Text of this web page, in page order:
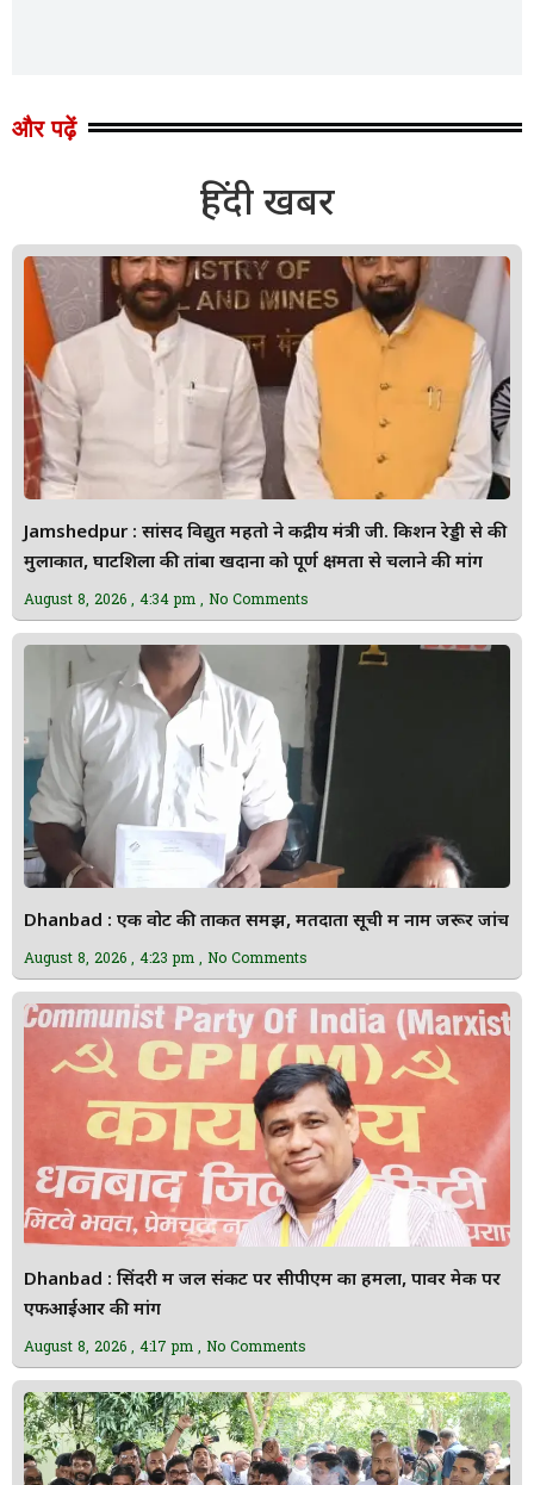
और पढ़ें
हिंदी खबर
Jamshedpur : सांसद विद्युत महतो ने केंद्रीय मंत्री जी. किशन रेड्डी से की
मुलाकात, घाटशिला की तांबा खदानों को पूर्ण क्षमता से चलाने की मांग
August 8, 2026 4:34 pm No Comments
Dhanbad : एक वोट की ताकत समझें, मतदाता सूची में नाम जरूर जांचें
August 8, 2026 4:23 pm No Comments
Dhanbad : सिंदरी में जल संकट पर सीपीएम का हमला, पावर मेक पर
एफआईआर की मांग
August 8, 2026 4:17 pm No Comments